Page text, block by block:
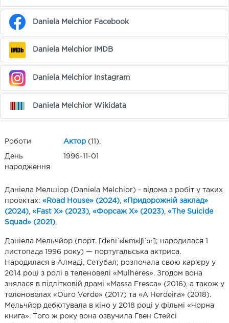
Daniela Melchior Facebook
Daniela Melchior IMDB
Daniela Melchior Instagram
Daniela Melchior Wikidata
Роботи Актор (11),
День
народження
1996-11-01
Даніела Мелшіор (Daniela Melchior) - відома з робіт у таких
проектах: «Road House» (2024) «Придорожній заклад»
(2024) «Fast X» (2023) «Форсаж Х» (2023) «The Suicide
Squad» (2021)
Даніела Мельчйор (порт. [dɐniˈɛlɐmɛlʃiˈɔɾ]; народилася 1
листопада 1996 року) — португальська актриса.
Народилася в Алмаді, Сетубал; розпочала свою кар'єру у
2014 році з ролі в теленовелі «Mulheres». Згодом вона
знялася в підлітковій драмі «Massa Fresca» (2016), а також у
теленовелах «Ouro Verde» (2017) та «A Herdeira» (2018).
Мельчйор дебютувала в кіно у 2018 році у фільмі «Чорна
книга». Того ж року вона озвучила Гвен Стейсі